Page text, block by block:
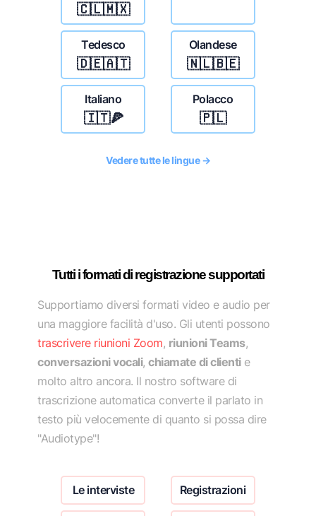
🇨🇱🇲🇽
Tedesco
🇩🇪🇦🇹
Olandese
🇳🇱🇧🇪
Italiano
🇮🇹🍕
Polacco
🇵🇱
Vedere tutte le lingue →
Tutti i formati di registrazione supportati
Supportiamo diversi formati video e audio per
una maggiore facilità d'uso. Gli utenti possono
trascrivere riunioni Zoom, riunioni Teams,
conversazioni vocali,chiamate di clientie
molto altro ancora. Il nostro software di
trascrizione automatica converte il parlato in
testo più velocemente di quanto si possa dire
"Audiotype"!
Le interviste Registrazioni